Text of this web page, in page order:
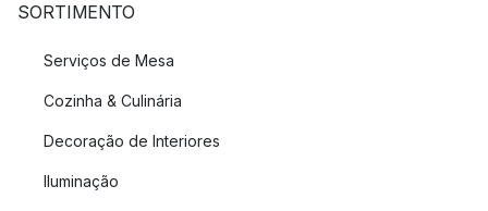
SORTIMENTO
Serviços de Mesa
Cozinha & Culinária
Decoração de Interiores
Iluminação